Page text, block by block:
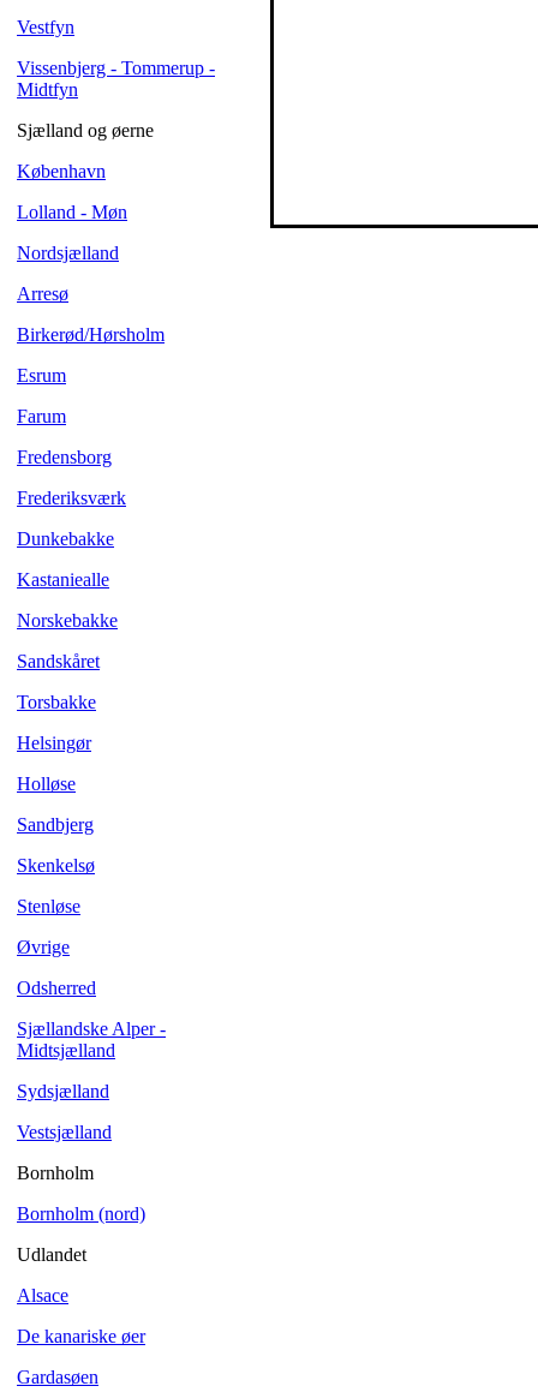
Vestfyn
Vissenbjerg - Tommerup -
Midtfyn
Sjælland og øerne
København
Lolland - Møn
Nordsjælland
Arresø
Birkerød/Hørsholm
Esrum
Farum
Fredensborg
Frederiksværk
Dunkebakke
Kastaniealle
Norskebakke
Sandskåret
Torsbakke
Helsingør
Holløse
Sandbjerg
Skenkelsø
Stenløse
Øvrige
Odsherred
Sjællandske Alper -
Midtsjælland
Sydsjælland
Vestsjælland
Bornholm
Bornholm (nord)
Udlandet
Alsace
De kanariske øer
Gardasøen